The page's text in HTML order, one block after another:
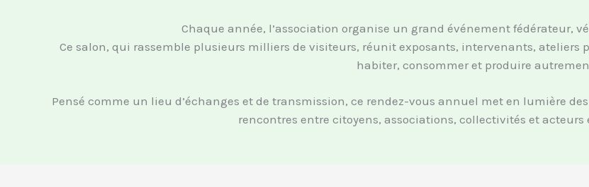
Chaque année, l’association organise un grand événement fédérateur,
Ce salon, qui rassemble plusieurs milliers de visiteurs, réunit exposants, intervenants,
habiter, consommer et produire
Pensé comme un lieu d’échanges et de transmission, ce rendez-vous annuel met en lumière
rencontres entre citoyens, associations, collectivités et acteurs